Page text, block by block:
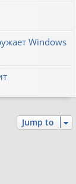
Windows
Jump to